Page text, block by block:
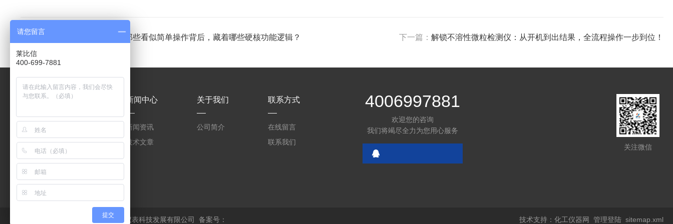
上一篇： 实验室高速离心机：那些看似简单操作背后，藏着哪些硬核功能逻辑？ 下一篇：解锁不溶性微粒检测仪：从开机到出结果，全流程操作一步到位！
产品中心
OSMO 3000冰点渗透
压仪
OSMOMAT 3000 Basic
冰点渗透压仪
氮气保护离心机
MAM-1型/MAM-1型手
套箱型迷你小型电弧炉
新闻中心
新闻资讯
技术文章
关于我们
公司简介
联系方式
在线留言
联系我们
4006997881
欢迎您的咨询
我们将竭尽全力为您用心服务
关注微信
版权所有 © 2026 上海莱比信仪器仪表科技发展有限公司 备案号： 技术支持：化工仪器网 管理登陆 sitemap.xml
请您留言
莱比信
400-699-7881
提交